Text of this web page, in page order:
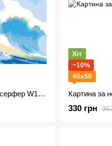
Картина за номерами Стіч серфер W1022
Хіт
−10%
40х50
Картина за
330 грн